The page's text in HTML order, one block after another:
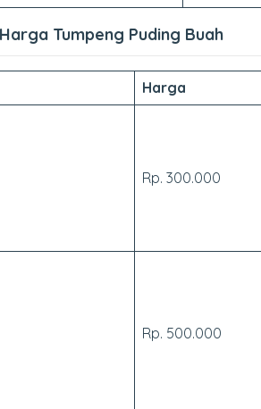
Tumpeng Puding Buah
Harga
Rp. 300.000
Rp. 500.000